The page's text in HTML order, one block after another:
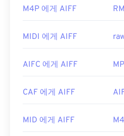
에서 "2"를 제거하여 MTS로
지침을참조하세요. 또 다른
호환성 문제가 해결될 것입
최초 출시: 2006년
Media Player또는
수 있는 다른 프로그램으로는
니다. Apple 모바일 기기에서
개발자: Apple Inc.
M4P 에게 AIFF
MIDI 에게 AIFF
AIFC 에게 AIFF
CAF 에게 AIFF
MID 에게 AIFF